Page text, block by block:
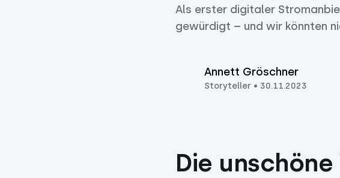
Als erster digitaler
gewürdigt – und wir könnten
Annett Gröschner
Storyteller • 30.11.2023
Die